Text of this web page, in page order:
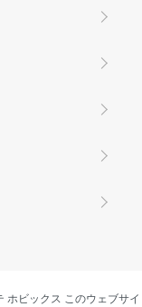
ホビックス このウェブサイ